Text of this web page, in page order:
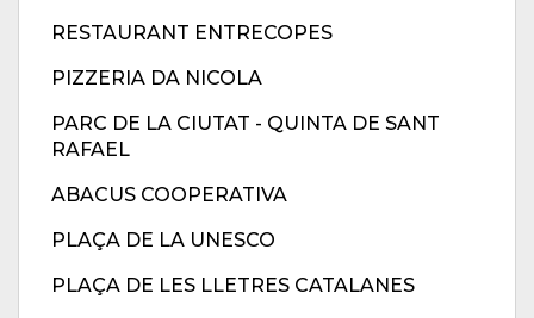
RESTAURANT ENTRECOPES
PIZZERIA DA NICOLA
PARC DE LA CIUTAT - QUINTA DE SANT
RAFAEL
ABACUS COOPERATIVA
PLAÇA DE LA UNESCO
PLAÇA DE LES LLETRES CATALANES